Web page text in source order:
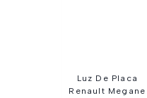
Luz De Placa
Renault Megane